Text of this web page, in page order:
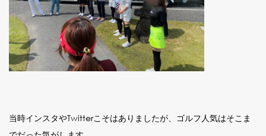
当時インスタやTwitterこそはありましたが、ゴルフ人気はそこま